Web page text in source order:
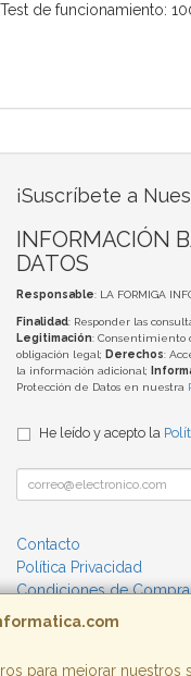
Test de funcionamiento:
para mejorar nuestros
¡Suscríbete a
INFORMACIÓN
DATOS
Responsable: LA FORMIGA
Finalidad: Responder las
Legitimación: Consentimiento
obligación legal; Derechos:
la información adicional;
Protección de Datos en nuestra
He leído y acepto la
Contacto
Política Privacidad
Condiciones de Compra